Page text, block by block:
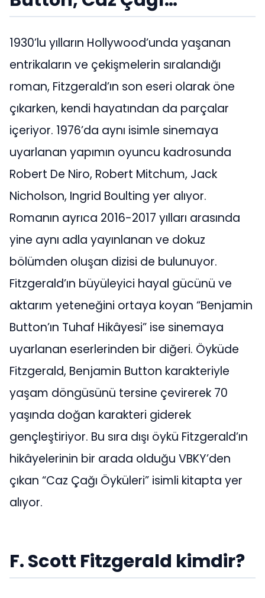
1930’lu yılların Hollywood’unda yaşanan
entrikaların ve çekişmelerin sıralandığı
roman, Fitzgerald’ın son eseri olarak öne
çıkarken, kendi hayatından da parçalar
içeriyor. 1976’da aynı isimle sinemaya
uyarlanan yapımın oyuncu kadrosunda
Robert De Niro, Robert Mitchum, Jack
Nicholson, Ingrid Boulting yer alıyor.
Romanın ayrıca 2016-2017 yılları arasında
yine aynı adla yayınlanan ve dokuz
bölümden oluşan dizisi de bulunuyor.
Fitzgerald’ın büyüleyici hayal gücünü ve
aktarım yeteneğini ortaya koyan “Benjamin
Button’ın Tuhaf Hikâyesi” ise sinemaya
uyarlanan eserlerinden bir diğeri. Öyküde
Fitzgerald, Benjamin Button karakteriyle
yaşam döngüsünü tersine çevirerek 70
yaşında doğan karakteri giderek
gençleştiriyor. Bu sıra dışı öykü Fitzgerald’ın
hikâyelerinin bir arada olduğu VBKY’den
çıkan “Caz Çağı Öyküleri” isimli kitapta yer
alıyor.
F. Scott Fitzgerald kimdir?